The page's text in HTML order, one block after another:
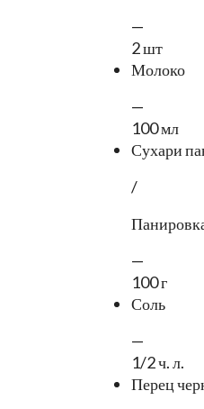
—
2 шт
Молоко
—
100 мл
Сухари
/
—
100 г
Соль
—
1/2 ч. л.
Перец